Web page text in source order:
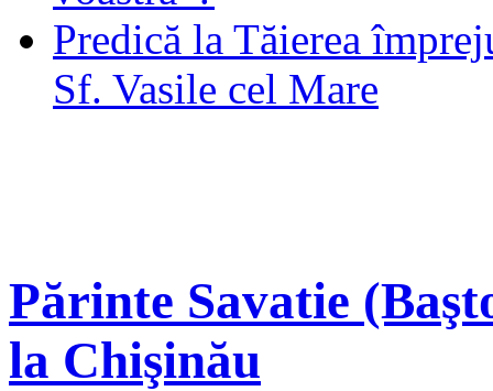
Predică la Tăierea
Sf. Vasile cel Mare
Părinte Savatie
la Chişinău